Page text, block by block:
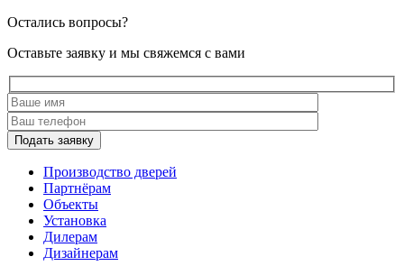
Остались вопросы?
Оставьте заявку и мы свяжемся с вами
Подать заявку
Производство дверей
Партнёрам
Объекты
Установка
Дилерам
Дизайнерам